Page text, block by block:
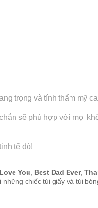
trọng và tính thẩm mỹ
sẽ phù hợp với mọi
tế đó!
Love You Best Dad Ever,
chiếc túi giấy và túi